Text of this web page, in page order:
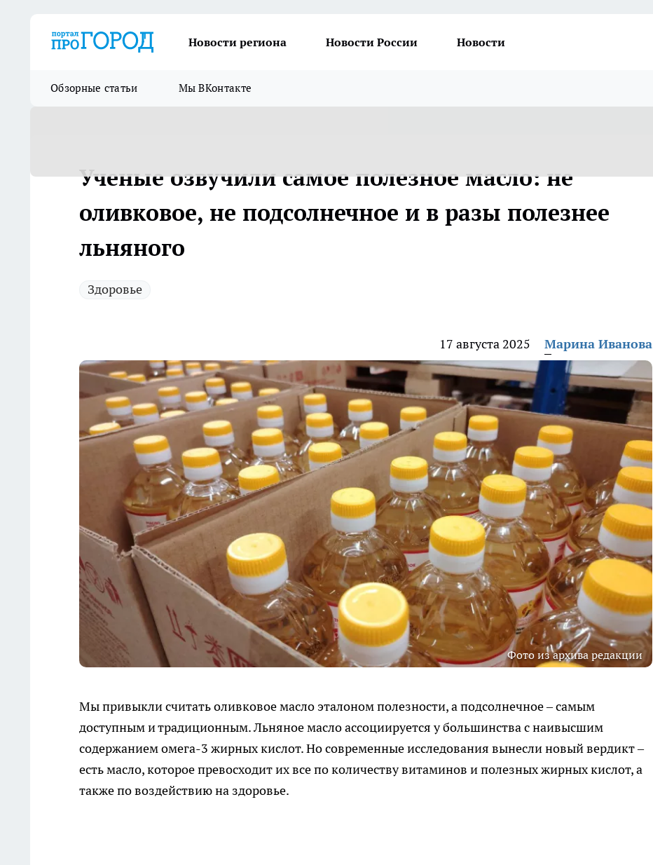
Новости региона Новости России Новости
Обзорные статьи Мы ВКонтакте
Ученые озвучили самое полезное масло: не
оливковое, не подсолнечное и в разы полезнее
льняного
Здоровье
17 августа 2025 Марина Иванова
Фото из архива редакции
Мы привыкли считать оливковое масло эталоном полезности, а подсолнечное – самым
доступным и традиционным. Льняное масло ассоциируется у большинства с наивысшим
содержанием омега-3 жирных кислот. Но современные исследования вынесли новый вердикт –
есть масло, которое превосходит их все по количеству витаминов и полезных жирных кислот, а
также по воздействию на здоровье.